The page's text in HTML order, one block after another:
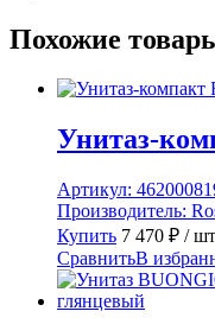
Похожие
Унитаз-
Артикул:
Производитель:
Купить 7 470 ₽ / шт
СравнитьВ